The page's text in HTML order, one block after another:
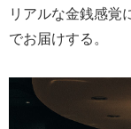
リアルな金銭感覚
でお届けする。